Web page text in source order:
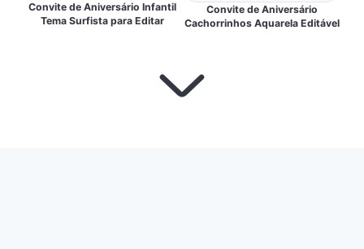
Convite de Aniversário Infantil
Tema Surfista para Editar
Convite de Aniversário
Cachorrinhos Aquarela Editável